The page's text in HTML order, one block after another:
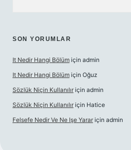
SON YORUMLAR
It Nedir Hangi Bölüm için admin
It Nedir Hangi Bölüm için Oğuz
Sözlük Niçin Kullanılır için admin
Sözlük Niçin Kullanılır için Hatice
Felsefe Nedir Ve Ne Işe Yarar için admin